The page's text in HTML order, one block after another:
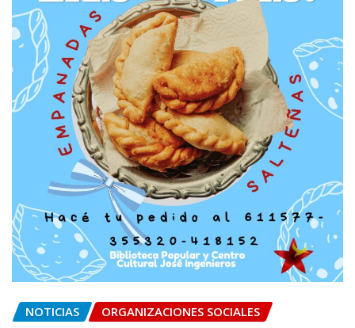
NOTICIAS ORGANIZACIONES SOCIALES